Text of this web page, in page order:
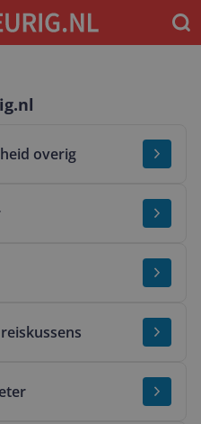
overig
& reiskussens